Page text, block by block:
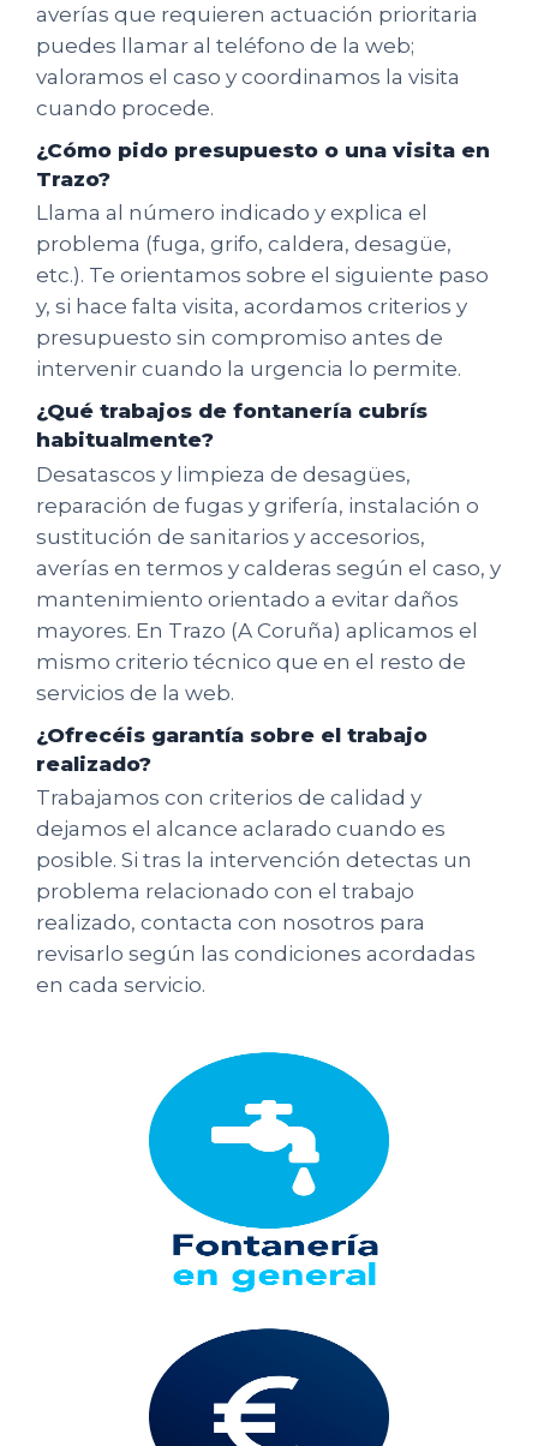
averías que requieren actuación prioritaria
puedes llamar al teléfono de la web;
valoramos el caso y coordinamos la visita
cuando procede.
¿Cómo pido presupuesto o una visita en
Trazo?
Llama al número indicado y explica el
problema (fuga, grifo, caldera, desagüe,
etc.). Te orientamos sobre el siguiente paso
y, si hace falta visita, acordamos criterios y
presupuesto sin compromiso antes de
intervenir cuando la urgencia lo permite.
¿Qué trabajos de fontanería cubrís
habitualmente?
Desatascos y limpieza de desagües,
reparación de fugas y grifería, instalación o
sustitución de sanitarios y accesorios,
averías en termos y calderas según el caso, y
mantenimiento orientado a evitar daños
mayores. En Trazo (A Coruña) aplicamos el
mismo criterio técnico que en el resto de
servicios de la web.
¿Ofrecéis garantía sobre el trabajo
realizado?
Trabajamos con criterios de calidad y
dejamos el alcance aclarado cuando es
posible. Si tras la intervención detectas un
problema relacionado con el trabajo
realizado, contacta con nosotros para
revisarlo según las condiciones acordadas
en cada servicio.